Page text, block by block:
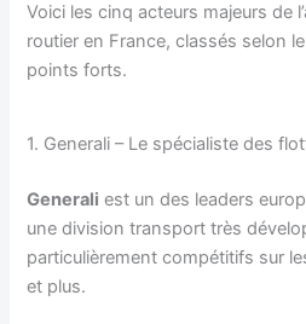
Voici les cinq acteurs majeurs de
routier en France, classés selon
points forts.
1. Generali – Le spécialiste des
Generali est un des leaders
une division transport très
particulièrement compétitifs sur
et plus.